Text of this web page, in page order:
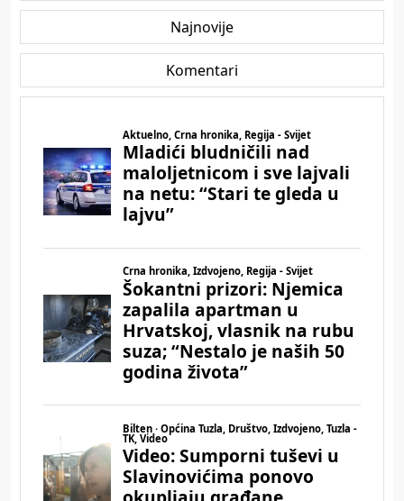
Najnovije
Komentari